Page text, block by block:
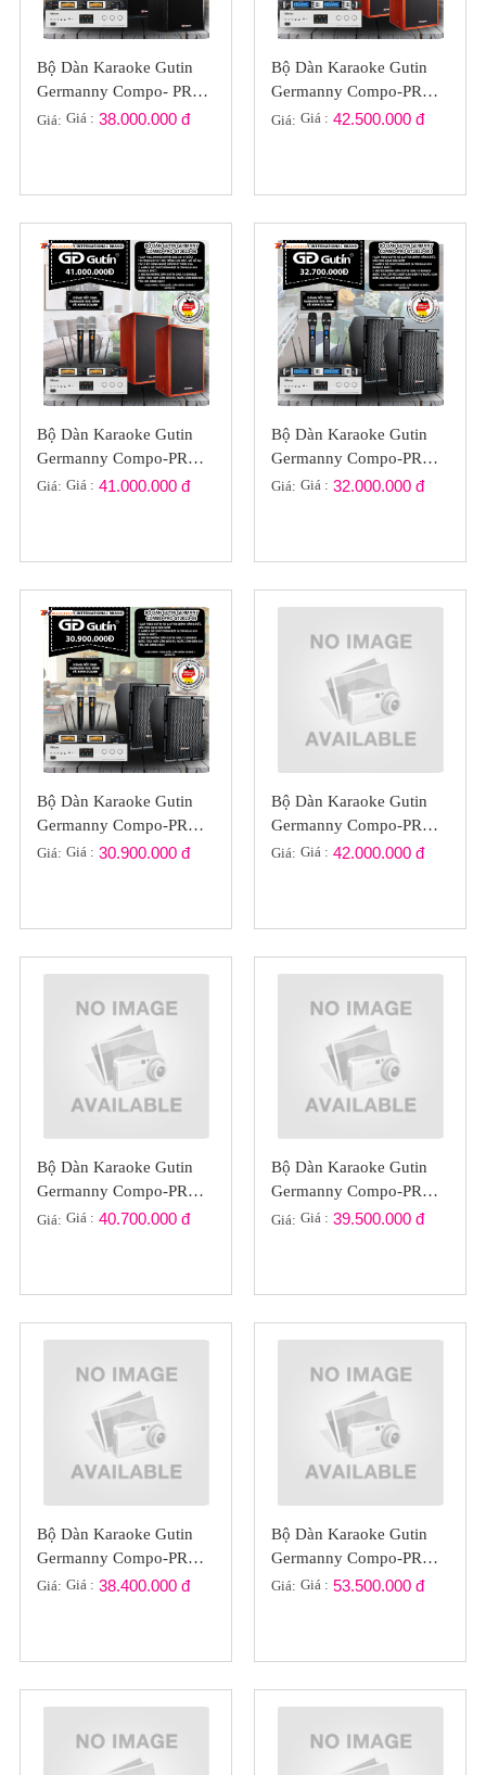
Bộ Dàn Karaoke Gutin
Germanny Compo- PRO
GT2022-07
Giá: Giá : 38.000.000 đ
Bộ Dàn Karaoke Gutin
Germanny Compo-PRO
GT2022-061
Giá: Giá : 42.500.000 đ
Bộ Dàn Karaoke Gutin
Germanny Compo-PRO
GT2022-S06
Giá: Giá : 41.000.000 đ
Bộ Dàn Karaoke Gutin
Germanny Compo-PRO
GT2022-051
Giá: Giá : 32.000.000 đ
Bộ Dàn Karaoke Gutin
Germanny Compo-PRO
GT2022-05
Giá: Giá : 30.900.000 đ
Bộ Dàn Karaoke Gutin
Germanny Compo-PRO
GT2022-041
Giá: Giá : 42.000.000 đ
Bộ Dàn Karaoke Gutin
Germanny Compo-PRO
GT2022-04
Giá: Giá : 40.700.000 đ
Bộ Dàn Karaoke Gutin
Germanny Compo-PRO
GT2022-031
Giá: Giá : 39.500.000 đ
Bộ Dàn Karaoke Gutin
Germanny Compo-PRO
GT2022-03
Giá: Giá : 38.400.000 đ
Bộ Dàn Karaoke Gutin
Germanny Compo-PRO
GT2022-023
Giá: Giá : 53.500.000 đ